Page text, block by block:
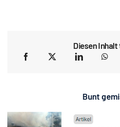
Diesen Inhalt
Bunt